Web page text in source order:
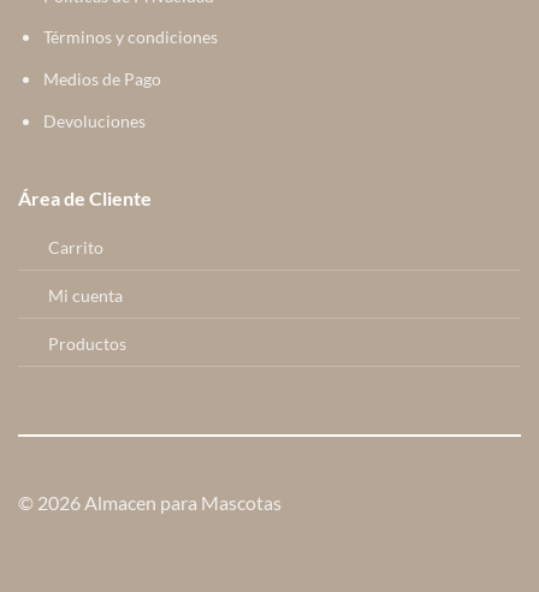
Términos y condiciones
Medios de Pago
Devoluciones
Área de Cliente
Carrito
Mi cuenta
Productos
© 2026 Almacen para Mascotas